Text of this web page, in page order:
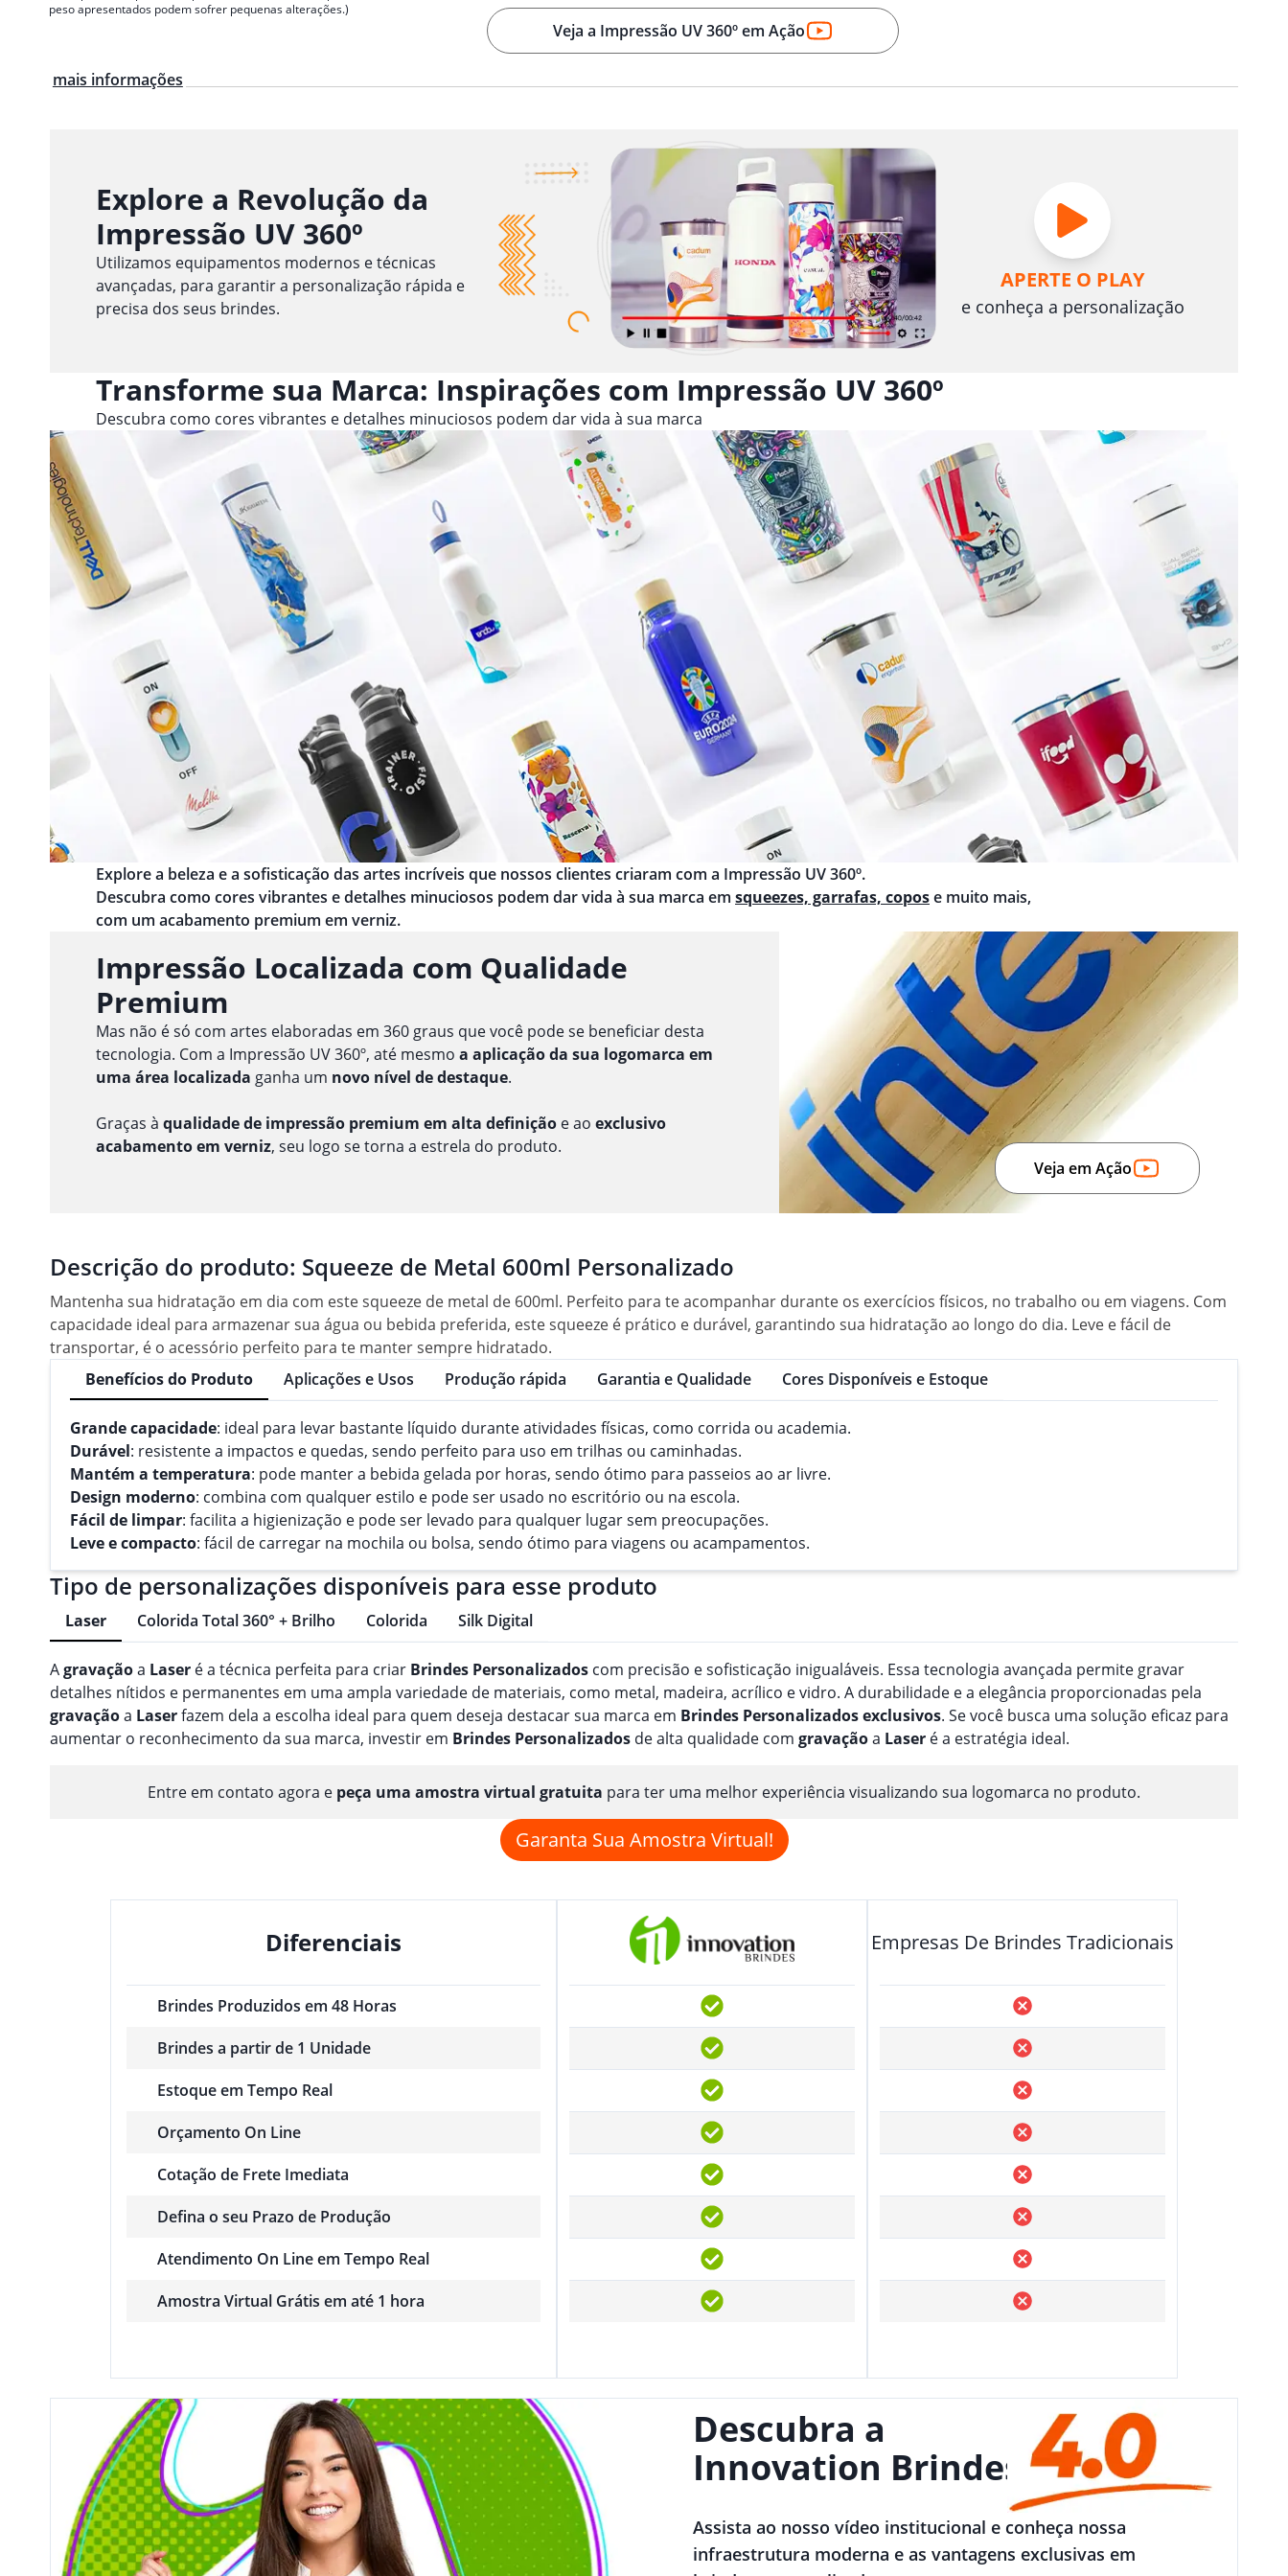
peso apresentados podem sofrer pequenas alterações.)
Veja a Impressão UV 360º em Ação
mais informações
Explore a Revolução da
Impressão UV 360º
Utilizamos equipamentos modernos e técnicas
avançadas, para garantir a personalização rápida e
precisa dos seus brindes.
APERTE O PLAY
e conheça a personalização
Transforme sua Marca: Inspirações com Impressão UV 360º
Descubra como cores vibrantes e detalhes minuciosos podem dar vida à sua marca
Explore a beleza e a sofisticação das artes incríveis que nossos clientes criaram com a Impressão UV 360º.
Descubra como cores vibrantes e detalhes minuciosos podem dar vida à sua marca em squeezes, garrafas, copose muito mais,
com um acabamento premium em verniz.
Impressão Localizada com Qualidade
Premium
Mas não é só com artes elaboradas em 360 graus que você pode se beneficiar desta
tecnologia. Com a Impressão UV 360º, até mesmo a aplicação da sua logomarca em
uma área localizada ganha um novo nível de destaque.
Graças à qualidade de impressão premium em alta definição e ao exclusivo
acabamento em verniz, seu logo se torna a estrela do produto.
Veja em Ação
Descrição do produto: Squeeze de Metal 600ml Personalizado
Mantenha sua hidratação em dia com este squeeze de metal de 600ml. Perfeito para te acompanhar durante os exercícios físicos, no trabalho ou em viagens. Com
capacidade ideal para armazenar sua água ou bebida preferida, este squeeze é prático e durável, garantindo sua hidratação ao longo do dia. Leve e fácil de
transportar, é o acessório perfeito para te manter sempre hidratado.
Benefícios do Produto
Aplicações e Usos Produção rápida Garantia e Qualidade Cores Disponíveis e Estoque
Grande capacidade: ideal para levar bastante líquido durante atividades físicas, como corrida ou academia.
Durável: resistente a impactos e quedas, sendo perfeito para uso em trilhas ou caminhadas.
Mantém a temperatura: pode manter a bebida gelada por horas, sendo ótimo para passeios ao ar livre.
Design moderno: combina com qualquer estilo e pode ser usado no escritório ou na escola.
Fácil de limpar: facilita a higienização e pode ser levado para qualquer lugar sem preocupações.
Leve e compacto: fácil de carregar na mochila ou bolsa, sendo ótimo para viagens ou acampamentos.
Tipo de personalizações disponíveis para esse produto
Laser Colorida Total 360° + Brilho Colorida Silk Digital
Agravaçãoa Laser é a técnica perfeita para criar Brindes Personalizados com precisão e sofisticação inigualáveis. Essa tecnologia avançada permite gravar
detalhes nítidos e permanentes em uma ampla variedade de materiais, como metal, madeira, acrílico e vidro. A durabilidade e a elegância proporcionadas pela
gravaçãoa Laserfazem dela a escolha ideal para quem deseja destacar sua marca em Brindes Personalizadosexclusivos. Se você busca uma solução eficaz para
aumentar o reconhecimento da sua marca, investir em Brindes Personalizados de alta qualidade com gravaçãoa Laser é a estratégia ideal.
Entre em contato agora e peça uma amostra virtual gratuita para ter uma melhor experiência visualizando sua logomarca no produto.
Garanta Sua Amostra Virtual!
Diferenciais
Brindes Produzidos em 48 Horas
Brindes a partir de 1 Unidade
Estoque em Tempo Real
Orçamento On Line
Cotação de Frete Imediata
Defina o seu Prazo de Produção
Atendimento On Line em Tempo Real
Amostra Virtual Grátis em até 1 hora
Empresas De Brindes Tradicionais
Descubra a
Innovation Brindes
Assista ao nosso vídeo institucional e conheça nossa
infraestrutura moderna e as vantagens exclusivas em